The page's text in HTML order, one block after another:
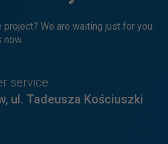
project? We are waiting just for you.
now.
service
ul. Tadeusza Kościuszki